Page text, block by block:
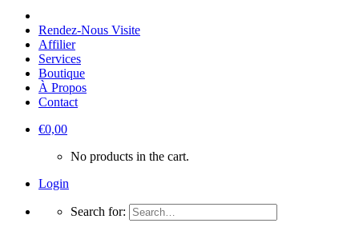
Rendez-Nous Visite
Affilier
Services
Boutique
À Propos
Contact
€0,00
No products in the cart.
Login
Search for: